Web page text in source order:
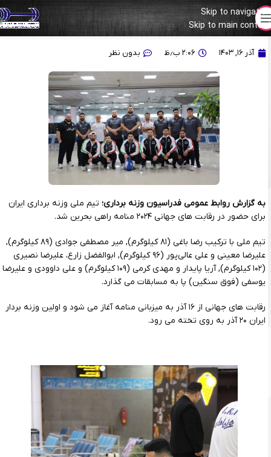
Skip to navigation
Skip to main content
وزنه‌برداران ایران راهی منامه شدند
آذر ۱۶, ۱۴۰۳ ۲:۰۶ ب٫ظ بدون نظر
به گزارش روابط عمومی فدراسیون وزنه برداری؛ تیم ملی وزنه برداری ایران
برای حضور در رقابت های جهانی ۲۰۲۴ منامه راهی بحرین شد.
تیم ملی با ترکیب رضا باغی (۸۱ کیلوگرم), میر مصطفی جوادی (۸۹ کیلوگرم),
علیرضا معینی و علی عالی‌پور (۹۶ کیلوگرم), ابوالفضل زارع، علیرضا نصیری
(۱۰۲ کیلوگرم), آریا پایدار و مهدی کرمی (۱۰۹ کیلوگرم) و علی داوودی و علیرضا
یوسفی (فوق سنگین) پا به مسابقات می گذارد.
رقابت های جهانی از ۱۶ آذر به میزبانی منامه آغاز می شود و اولین وزنه بردار
ایران ۲۰ آذر به روی تخته می رود.